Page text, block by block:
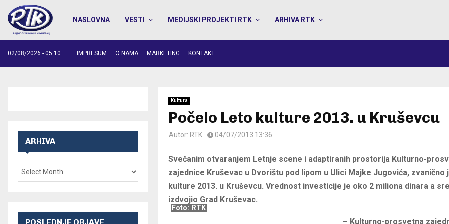
NASLOVNA VESTI MEDIJSKI PROJEKTI RTK ARHIVA RTK
02/08/2026 - 05:10 IMPRESUM O NAMA MARKETING KONTAKT
Kultura
Počelo Leto kulture 2013. u Kruševcu
Autor: RTK 04/07/2013 13:36
Svečanim otvaranjem Letnje scene i adaptiranih prostorija Kulturno-
zajednice Kruševac u Dvorištu pod lipom u Ulici Majke Jugovića, zvanično
kulture 2013. u Kruševcu. Vrednost investicije je oko 2 miliona dinara a
izdvojio Grad Kruševac.
Foto: RTK
– Kulturno-prosvetna
ARHIVA